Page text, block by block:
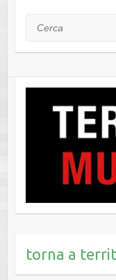
Cerca
torna a